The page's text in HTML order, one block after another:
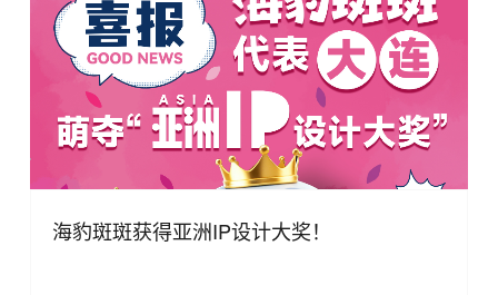
海豹斑斑获得亚洲IP设计大奖！